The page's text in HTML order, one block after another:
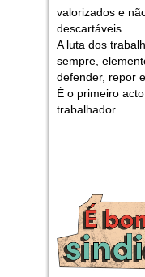
valorizados e
descartáveis.
A luta dos
sempre,
defender, repor
É o primeiro
trabalhador.